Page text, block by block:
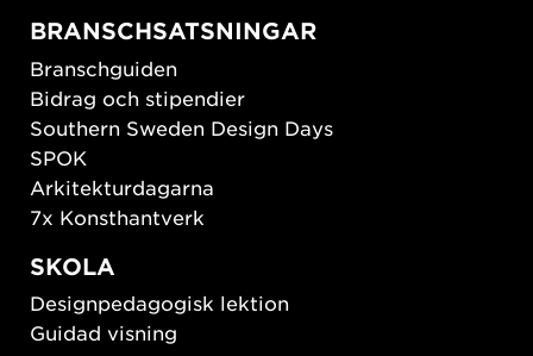
BRANSCHSATSNINGAR
Branschguiden
Bidrag och stipendier
Southern Sweden Design Days
SPOK
Arkitekturdagarna
7x Konsthantverk
SKOLA
Designpedagogisk lektion
Guidad visning